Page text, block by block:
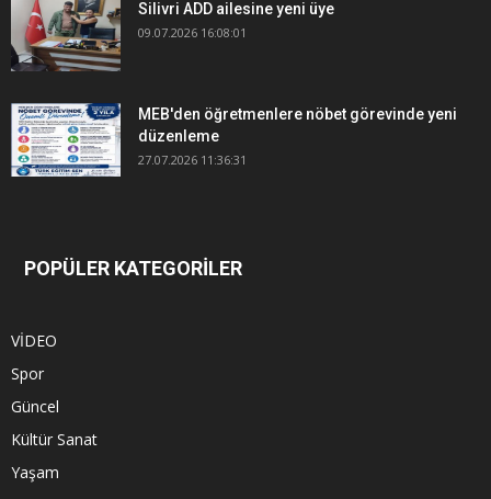
Silivri ADD ailesine yeni üye
09.07.2026 16:08:01
MEB'den öğretmenlere nöbet görevinde yeni
düzenleme
27.07.2026 11:36:31
POPÜLER KATEGORİLER
VİDEO
Spor
Güncel
Kültür Sanat
Yaşam